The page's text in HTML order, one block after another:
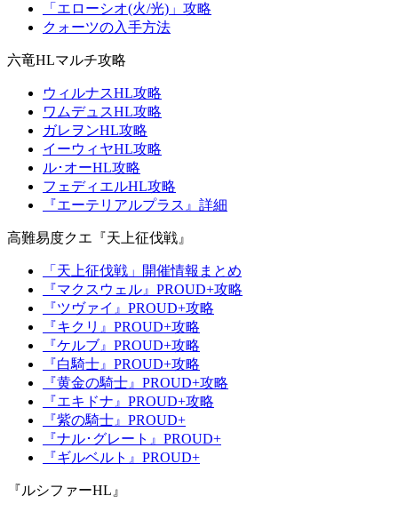
「エローシオ(火/光)」攻略
クォーツの入手方法
六竜HLマルチ攻略
ウィルナスHL攻略
ワムデュスHL攻略
ガレヲンHL攻略
イーウィヤHL攻略
ル･オーHL攻略
フェディエルHL攻略
『エーテリアルプラス』詳細
高難易度クエ『天上征伐戦』
「天上征伐戦」開催情報まとめ
『マクスウェル』PROUD+攻略
『ツヴァイ』PROUD+攻略
『キクリ』PROUD+攻略
『ケルブ』PROUD+攻略
『白騎士』PROUD+攻略
『黄金の騎士』PROUD+攻略
『エキドナ』PROUD+攻略
『紫の騎士』PROUD+
『ナル･グレート』PROUD+
『ギルベルト』PROUD+
『ルシファーHL』